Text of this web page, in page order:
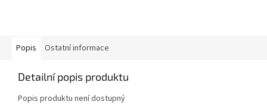
Popis Ostatní informace
Detailní popis produktu
Popis produktu není dostupný